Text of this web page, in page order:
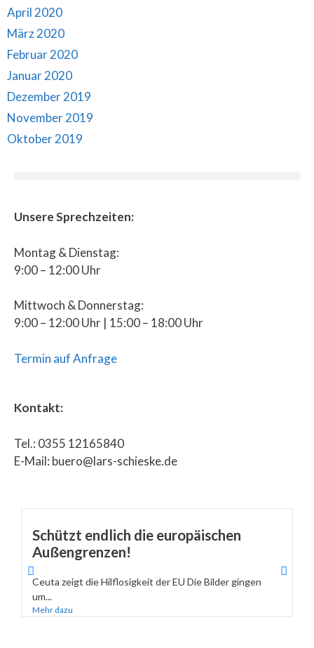
April 2020
März 2020
Februar 2020
Januar 2020
Dezember 2019
November 2019
Oktober 2019
Unsere Sprechzeiten:
Montag & Dienstag:
9:00 – 12:00 Uhr
Mittwoch & Donnerstag:
9:00 – 12:00 Uhr | 15:00 – 18:00 Uhr
Termin auf Anfrage
Kontakt:
Tel.: 0355 12165840
E-Mail: buero@lars-schieske.de
Schützt endlich die europäischen
Außengrenzen!
Ceuta zeigt die Hilflosigkeit der EU Die Bilder gingen
um...
Mehr dazu